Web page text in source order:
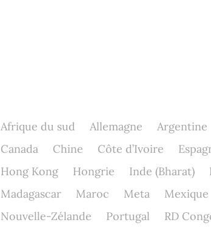
Afrique du sud Allemagne Argentine
Canada
Chine Côte d’Ivoire
Hong Kong
Hongrie Inde (Bharat)
Madagascar
Maroc Meta Mexique
Nouvelle-Zélande
Portugal RD